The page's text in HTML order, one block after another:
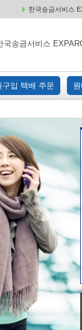
한국송금서비스
국송금서비스
구입 택배 주문
원구입 택배 주